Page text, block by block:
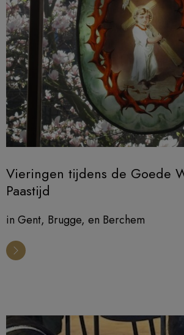
Vieringen tijdens de Goede
Paastijd
in Gent, Brugge, en Berchem